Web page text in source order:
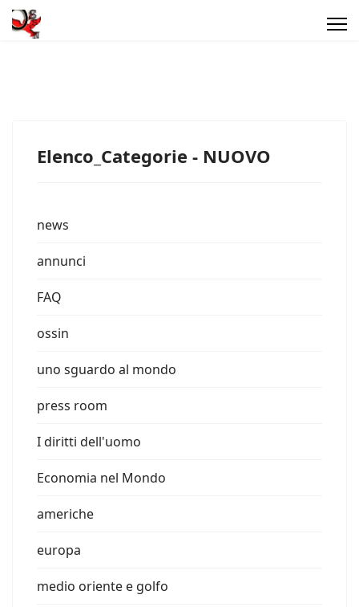
Elenco_Categorie - NUOVO
news
annunci
FAQ
ossin
uno sguardo al mondo
press room
I diritti dell'uomo
Economia nel Mondo
americhe
europa
medio oriente e golfo